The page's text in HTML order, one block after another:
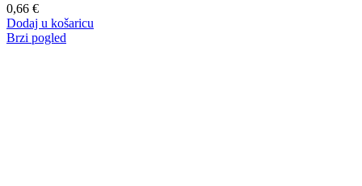
0,66 €
Dodaj u košaricu
Brzi pogled